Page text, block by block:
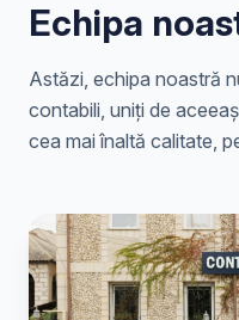
Echipa
Astăzi, echipa noastră
contabili, uniți de
cea mai înaltă calitate,